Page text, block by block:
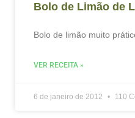
Bolo de Limão de
Bolo de limão muito
VER RECEITA »
6 de janeiro de 2012 110